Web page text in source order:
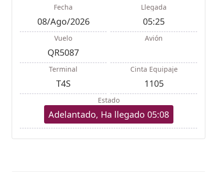
Fecha
08/Ago/2026
Llegada
05:25
Vuelo
QR5087
Avión
Terminal
T4S
Cinta Equipaje
1105
Estado
Adelantado, Ha llegado 05:08